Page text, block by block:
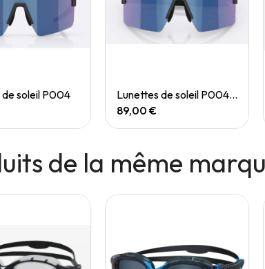
View
soleil P004
Quick View
Lunettes de soleil P004 Small
89,00 €
de la même